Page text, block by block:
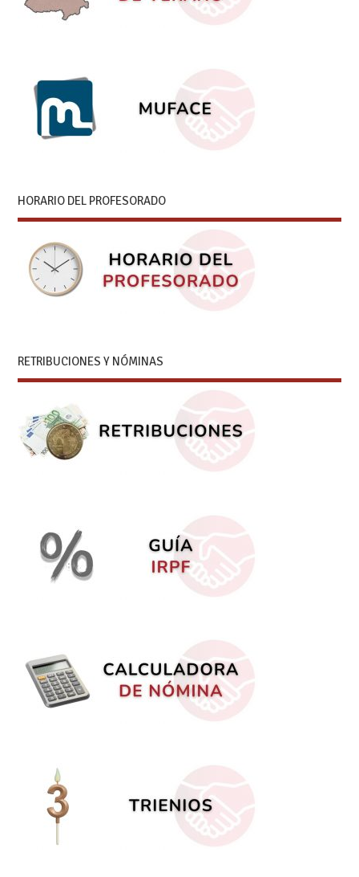
HORARIO DEL PROFESORADO
RETRIBUCIONES Y NÓMINAS